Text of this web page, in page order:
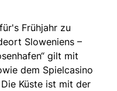
Frühjahr zu
Sloweniens –
gilt mit
dem Spielcasino
Küste ist mit der